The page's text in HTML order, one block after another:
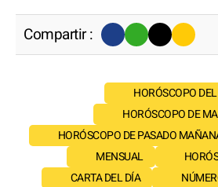
Compartir :
HORÓSCOPO
HORÓSCOPO DE
HORÓSCOPO DE PASADO
MENSUAL
CARTA DEL DÍA